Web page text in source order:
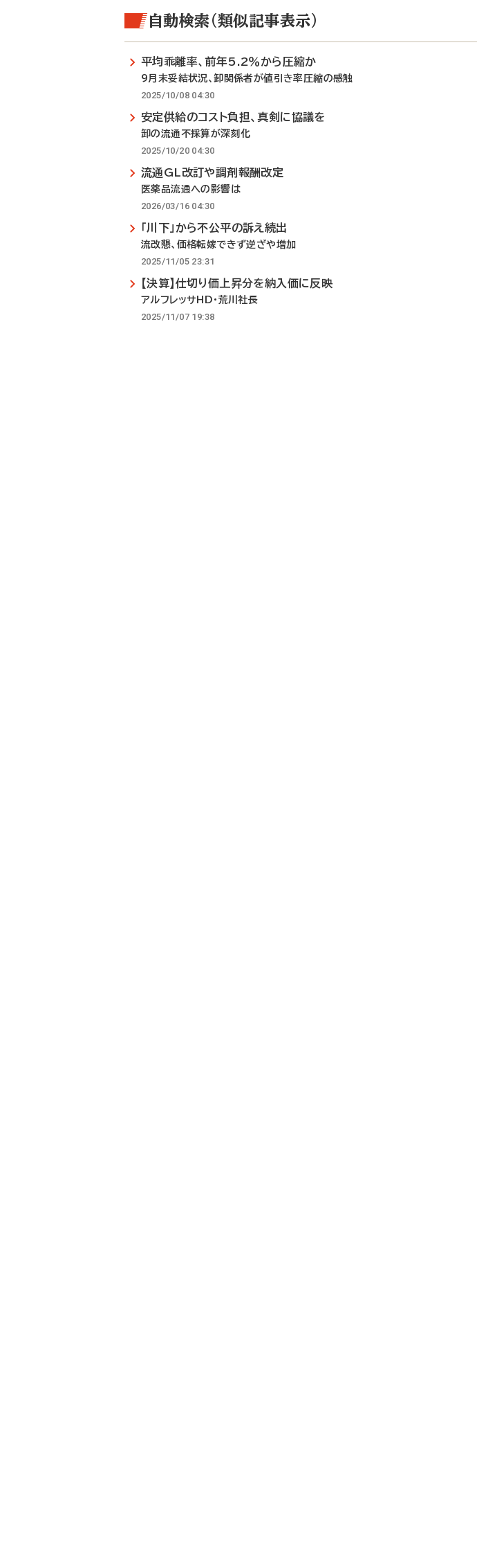
自動検索（類似記事表示）
平均乖離率、前年5.2％から圧縮か
9月末妥結状況、卸関係者が値引き率圧縮の感触
2025/10/08 04:30
安定供給のコスト負担、真剣に協議を
卸の流通不採算が深刻化
2025/10/20 04:30
流通GL改訂や調剤報酬改定
医薬品流通への影響は
2026/03/16 04:30
「川下」から不公平の訴え続出
流改懇、価格転嫁できず逆ざや増加
2025/11/05 23:31
【決算】仕切り価上昇分を納入価に反映
アルフレッサHD・荒川社長
2025/11/07 19:38